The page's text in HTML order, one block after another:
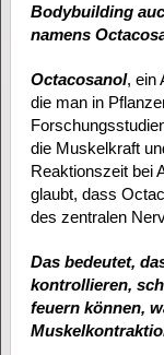
Bodybuilding
namens
Octacosanol, ein
die man in
die Muskelkraft
Reaktionszeit bei
glaubt, dass
des zentralen
Das bedeutet,
kontrollieren,
feuern können,